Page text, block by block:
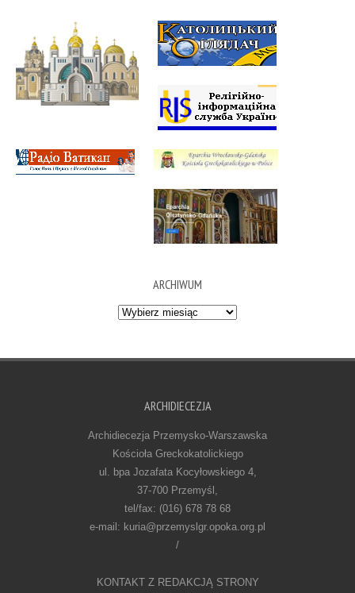
ARCHIWUM
Archiwum
ARCHIDIECEZJA
Archidiecezja Przemysko-Warszawska
Kościoła Greckokatolickiego
ul. bpa Jozafata Kocyłowskiego 4,
37-700 Przemyśl,
tel/fax: (016) 678 78 68
e-mail: kuria@przemyslgr.opoka.org.pl
/
KONTAKT Z REDAKCJĄ STRONY